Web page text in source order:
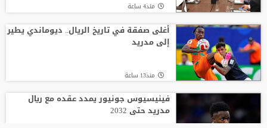
منذ4 ساعة
أغلى صفقة في تاريخ الريال.. ديوماندي يطير
إلى مدريد
منذ13 ساعة
فينيسيوس جونيور يمدد عقده مع ريال
مدريد حتى 2032